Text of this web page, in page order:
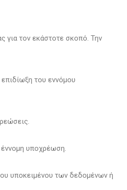
για τον εκάστοτε σκοπό. Την
του εννόμου
υποχρέωση.
υποκειμένου των δεδομένων ή